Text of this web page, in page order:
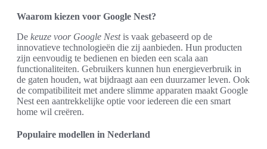
Waarom kiezen voor Google Nest?
De keuze voor Google Nestis vaak gebaseerd op de
innovatieve technologieën die zij aanbieden. Hun producten
zijn eenvoudig te bedienen en bieden een scala aan
functionaliteiten. Gebruikers kunnen hun energieverbruik in
de gaten houden, wat bijdraagt aan een duurzamer leven. Ook
de compatibiliteit met andere slimme apparaten maakt Google
Nest een aantrekkelijke optie voor iedereen die een smart
home wil creëren.
Populaire modellen in Nederland